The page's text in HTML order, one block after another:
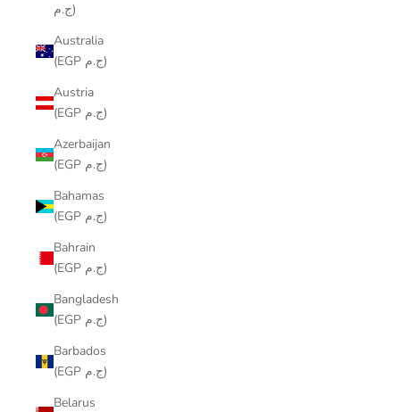
ج.م)
Australia
(EGP ج.م)
Austria
(EGP ج.م)
Azerbaijan
(EGP ج.م)
Bahamas
(EGP ج.م)
Bahrain
(EGP ج.م)
Bangladesh
(EGP ج.م)
Barbados
(EGP ج.م)
Belarus